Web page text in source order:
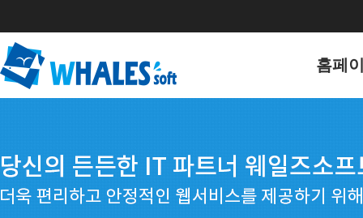
홈페
포트폴